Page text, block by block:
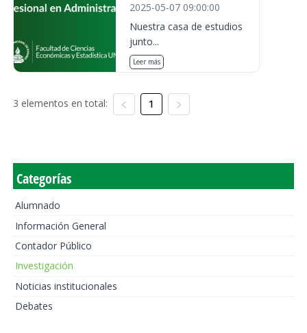
2025-05-07 09:00:00
Nuestra casa de estudios
junto...
Leer más
3 elementos en total: 1
Categorías
Alumnado
Información General
Contador Público
Investigación
Noticias institucionales
Debates